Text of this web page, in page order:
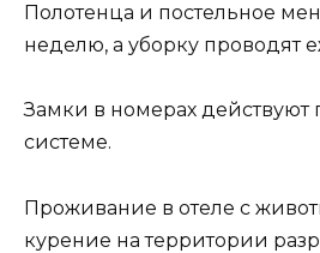
Полотенца и постельное
неделю, а уборку проводят
Замки в номерах действуют
системе.
Проживание в отеле с
курение на территории